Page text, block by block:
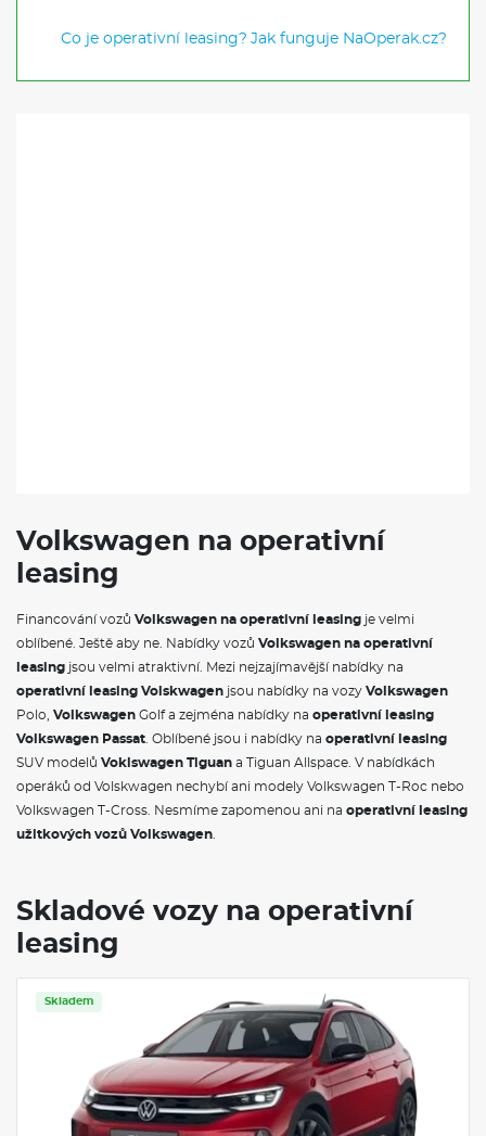
Co je operativní leasing? Jak funguje NaOperak.cz?
Volkswagen na operativní
leasing
Financování vozů Volkswagen na operativní leasing je velmi
oblíbené. Ještě aby ne. Nabídky vozů Volkswagen na operativní
leasing jsou velmi atraktivní. Mezi nejzajímavější nabídky na
operativní leasing Volskwagen jsou nabídky na vozy Volkswagen
Polo, Volkswagen Golf a zejména nabídky na operativní leasing
Volkswagen Passat . Oblíbené jsou i nabídky na operativní leasing
SUV modelů Voklswagen Tiguan a Tiguan Allspace. V nabídkách
operáků od Volskwagen nechybí ani modely Volkswagen T-Roc nebo
Volkswagen T-Cross. Nesmíme zapomenou ani na operativní leasing
užitkových vozů Volkswagen
Skladové vozy na operativní
leasing
Skladem